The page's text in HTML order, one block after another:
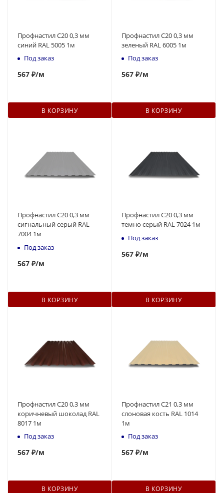
Профнастил С20 0,3 мм
синий RAL 5005 1м
Под заказ
567 ₽/м
В КОРЗИНУ
Профнастил С20 0,3 мм
зеленый RAL 6005 1м
Под заказ
567 ₽/м
В КОРЗИНУ
Профнастил С20 0,3 мм
сигнальный серый RAL
7004 1м
Под заказ
567 ₽/м
В КОРЗИНУ
Профнастил С20 0,3 мм
темно серый RAL 7024 1м
Под заказ
567 ₽/м
В КОРЗИНУ
Профнастил С20 0,3 мм
коричневый шоколад RAL
8017 1м
Под заказ
567 ₽/м
В КОРЗИНУ
Профнастил С21 0,3 мм
слоновая кость RAL 1014
1м
Под заказ
567 ₽/м
В КОРЗИНУ